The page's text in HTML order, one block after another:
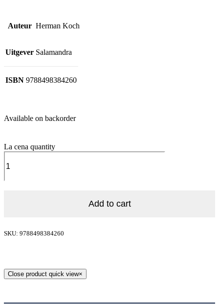
Auteur Herman Koch
Uitgever Salamandra
ISBN 9788498384260
Available on backorder
La cena quantity
Add to cart
SKU: 9788498384260
Close product quick view×